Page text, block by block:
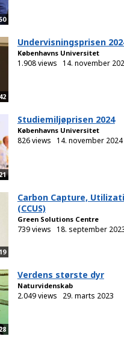
Undervisningsprisen
Københavns Universitet
1.908 views 14. november
Studiemiljøprisen 2024
Københavns Universitet
826 views 14. november 2024
Carbon Capture,
(CCUS)
Green Solutions Centre
739 views 18. september
Verdens største dyr
Naturvidenskab
2.049 views 29. marts 2023